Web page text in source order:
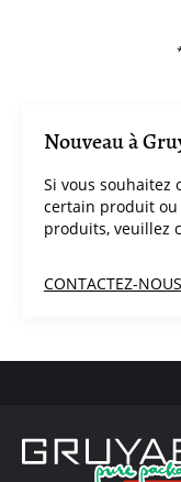
Nouveau à
Si vous
certain produit ou
produits, veuillez
CONTACTEZ-NOUS